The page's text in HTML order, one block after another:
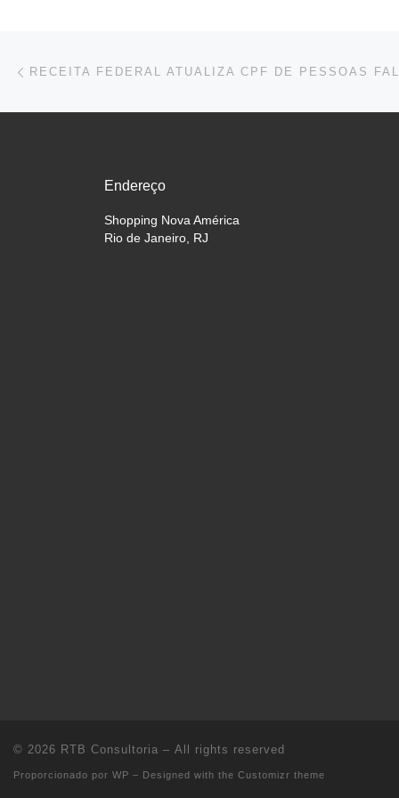
Navegação do post
RECEITA FEDERAL ATUALIZA CPF DE PESSOAS
Endereço
Shopping Nova América
Rio de Janeiro, RJ
© 2026 RTB Consultoria – All rights reserved
Proporcionado por WP – Designed with the Customizr theme